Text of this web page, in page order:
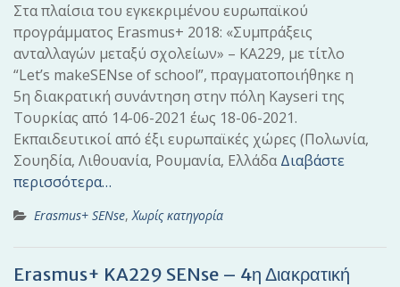
Στα πλαίσια του εγκεκριμένου ευρωπαϊκού
προγράμματος Erasmus+ 2018: «Συμπράξεις
ανταλλαγών μεταξύ σχολείων» – ΚΑ229, με τίτλο
“Let’s makeSENse of school”, πραγματοποιήθηκε η
5η διακρατική συνάντηση στην πόλη Kayseri της
Τουρκίας από 14-06-2021 έως 18-06-2021.
Εκπαιδευτικοί από έξι ευρωπαϊκές χώρες (Πολωνία,
Σουηδία, Λιθουανία, Ρουμανία, ΕλλάδαΔιαβάστε
περισσότερα…
Erasmus+ SENse,Χωρίς κατηγορία
Erasmus+ KA229 SENse – 4η Διακρατική